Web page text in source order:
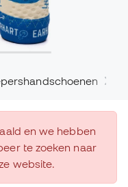
en we hebben
te zoeken naar
website.